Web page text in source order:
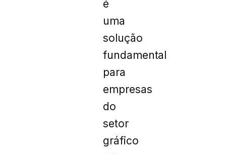
é
uma
solução
fundamental
para
empresas
do
setor
gráfico